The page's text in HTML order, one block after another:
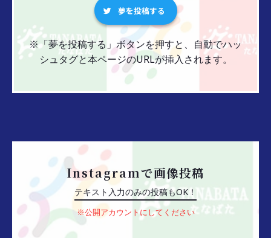
夢を投稿する
※「夢を投稿する」ボタンを押すと、自動でハッ
シュタグと本ページのURLが挿入されます。
Instagramで画像投稿
テキスト入力のみの投稿もOK！
※公開アカウントにしてください